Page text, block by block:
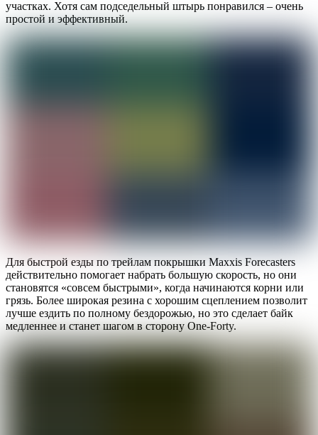
участках. Хотя сам подседельный штырь понравился – очень
простой и эффективный.
Для быстрой езды по трейлам покрышки Maxxis Forecasters
действительно помогает набрать большую скорость, но они
становятся «совсем быстрыми», когда начинаются корни или
грязь. Более широкая резина с хорошим сцеплением позволит
лучше ездить по полному бездорожью, но это сделает байк
медленнее и станет шагом в сторону One-Forty.